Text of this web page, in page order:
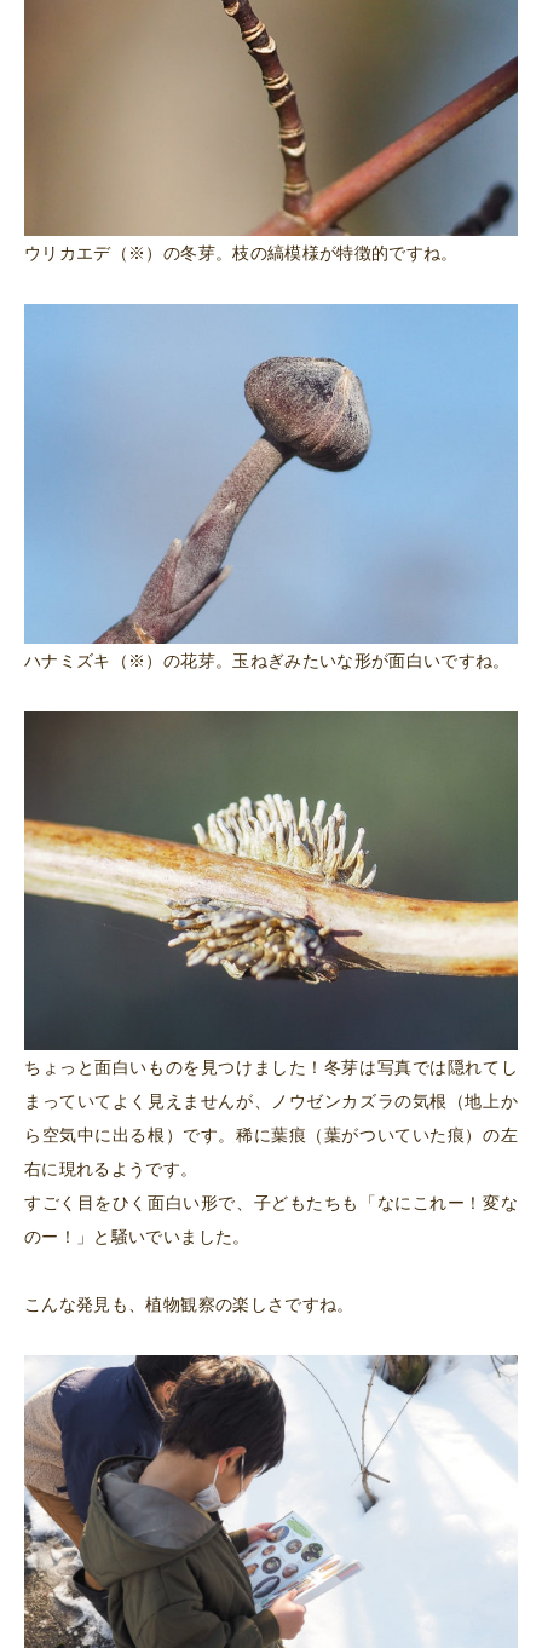
ウリカエデ（※）の冬芽。枝の縞模様が特徴的ですね。
ハナミズキ（※）の花芽。玉ねぎみたいな形が面白いですね。
ちょっと面白いものを見つけました！冬芽は写真では隠れてし
まっていてよく見えませんが、ノウゼンカズラの気根（地上か
ら空気中に出る根）です。稀に葉痕（葉がついていた痕）の左
右に現れるようです。
すごく目をひく面白い形で、子どもたちも「なにこれー！変な
のー！」と騒いでいました。
こんな発見も、植物観察の楽しさですね。